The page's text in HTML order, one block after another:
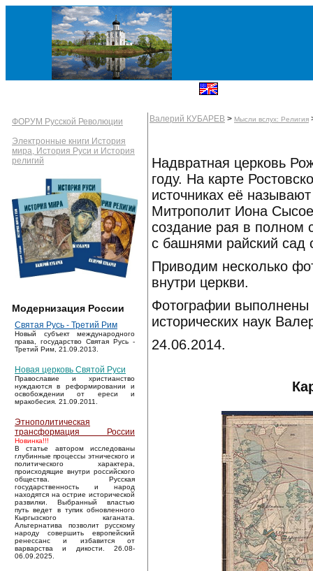
ФОРУМ Русской Революции
Электронные книги История
мира, История Руси и История
религий
Модернизация России
Святая Русь - Третий Рим
Новый субъект международного
права, государство Святая Русь -
Третий Рим, 21.09.2013.
Новая церковь Святой Руси
Православие и христианство
нуждаются в реформировании и
освобождении от ереси и
мракобесия. 21.09.2011.
Этнополитическая
трансформация России
Новинка!!!
В статье автором исследованы
глубинные процессы этнического и
политического характера,
происходящие внутри российского
общества. Русская
государственность и народ
находятся на острие исторической
развилки. Выбранный властью
путь ведет в тупик обновленного
Кыргызского каганата.
Альтернатива позволит русскому
народу совершить европейский
ренессанс и избавится от
варварства и дикости. 26.08-
06.09.2025.
Валерий КУБАРЕВ > Мысли вслух: Религия
Надвратная церковь
году. На карте
источниках её
Митрополит Иона
создание рая в полном
с башнями райский сад
Приводим несколько
внутри церкви.
Фотографии выполнены
исторических наук
24.06.2014.